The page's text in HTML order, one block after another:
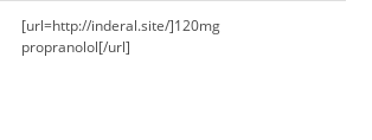
[url=http://inderal.site/]120mg
propranolol[/url]